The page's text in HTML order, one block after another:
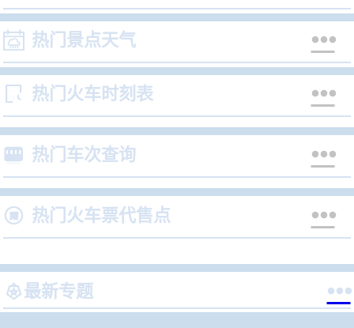
 热门景点天气 
 热门火车时刻表 
 热门车次查询 
 热门火车票代售点 
最新专题 